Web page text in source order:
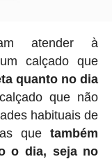
atender à
calçado que
quanto no dia
que não
habituais de
quetambém
o dia, seja no